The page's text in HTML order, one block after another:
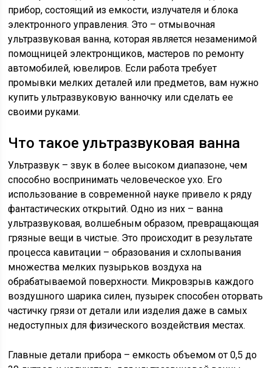
прибор, состоящий из емкости, излучателя и блока
электронного управления. Это – отмывочная
ультразвуковая ванна, которая является незаменимой
помощницей электронщиков, мастеров по ремонту
автомобилей, ювелиров. Если работа требует
промывки мелких деталей или предметов, вам нужно
купить ультразвуковую ванночку или сделать ее
своими руками.
Что такое ультразвуковая ванна
Ультразвук – звук в более высоком диапазоне, чем
способно воспринимать человеческое ухо. Его
использование в современной науке привело к ряду
фантастических открытий. Одно из них – ванна
ультразвуковая, волшебным образом, превращающая
грязные вещи в чистые. Это происходит в результате
процесса кавитации – образования и схлопывания
множества мелких пузырьков воздуха на
обрабатываемой поверхности. Микровзрыв каждого
воздушного шарика силен, пузырек способен оторвать
частичку грязи от детали или изделия даже в самых
недоступных для физического воздействия местах.
Главные детали прибора – емкость объемом от 0,5 до